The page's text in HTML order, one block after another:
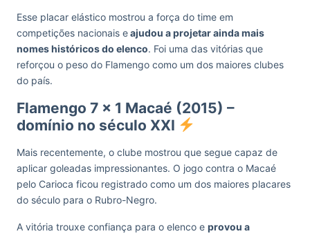
Esse placar elástico mostrou a força do time em
competições nacionais eajudou a projetar ainda mais
nomes históricos do elenco. Foi uma das vitórias que
reforçou o peso do Flamengo como um dos maiores clubes
do país.
Flamengo 7 x 1 Macaé (2015) –
domínio no século XXI
Mais recentemente, o clube mostrou que segue capaz de
aplicar goleadas impressionantes. O jogo contra o Macaé
pelo Carioca ficou registrado como um dos maiores placares
do século para o Rubro-Negro.
A vitória trouxe confiança para o elenco e provou a